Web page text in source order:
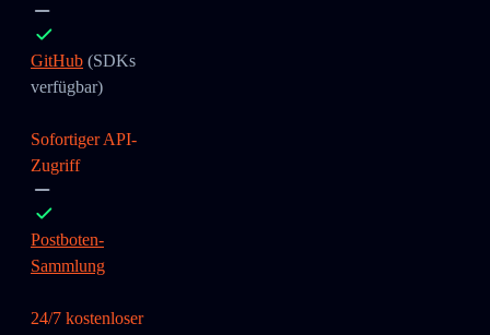
GitHub (SDKs
verfügbar)
Sofortiger API-
Zugriff
Postboten-
Sammlung
24/7 kostenloser